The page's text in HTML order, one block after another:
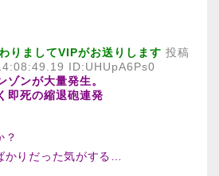
りましてVIPがお送りします 投稿
ID:UHUpA6Ps0
ゾンが大量発生。
即死の縮退砲連発
？
かりだった気がする…